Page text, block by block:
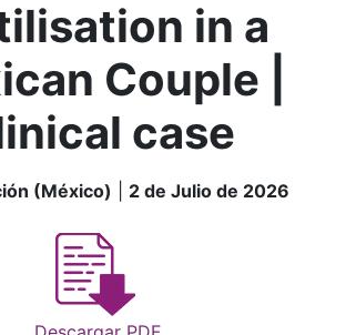
in a
Couple |
case
(México) 2 de Julio de 2026